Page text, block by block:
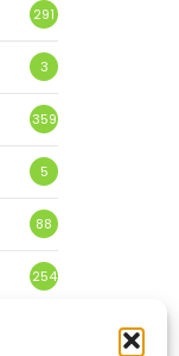
291
3
359
5
88
254